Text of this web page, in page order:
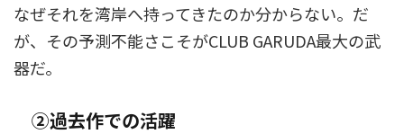
なぜそれを湾岸へ持ってきたのか分からない。だ
が、その予測不能さこそがCLUB GARUDA最大の武
器だ。
②過去作での活躍